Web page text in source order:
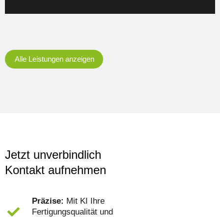
Alle Leistungen anzeigen
Jetzt unverbindlich
Kontakt aufnehmen
Präzise: Mit KI Ihre
Fertigungsqualität und